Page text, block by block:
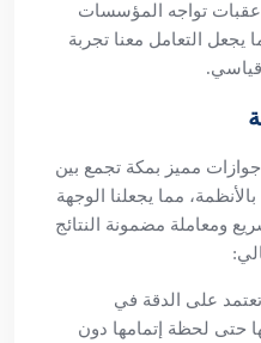
تواجه المؤسسات
يجعل التعامل معنا تجربة
مميز بمكة تجمع بين
مما يجعلنا الوجهة
ومعاملة مضمونة النتائج
على الدقة في
حتى لحظة إتمامها دون